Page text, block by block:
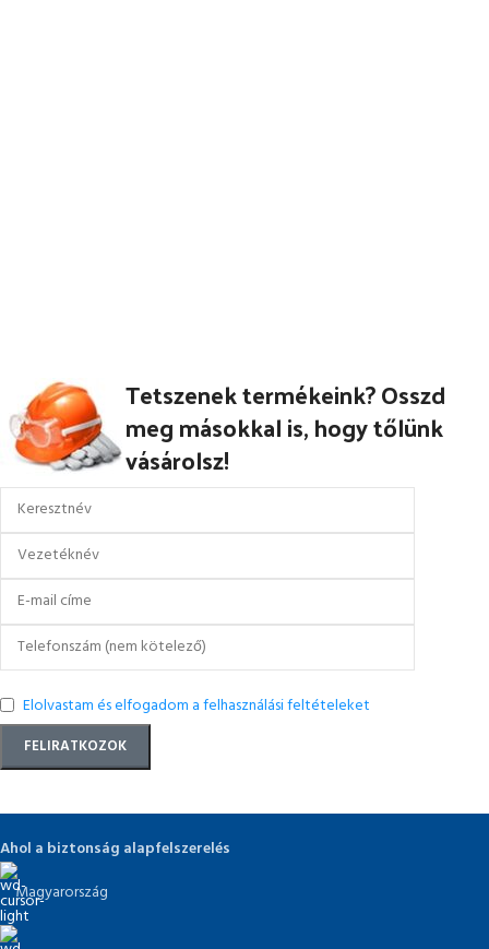
Tetszenek termékeink? Osszd
meg másokkal is, hogy tőlünk
vásárolsz!
Elolvastam és elfogadom a felhasználási feltételeket
Ahol a biztonság alapfelszerelés
Magyarország